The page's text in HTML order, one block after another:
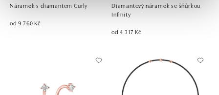
Náramek s diamantem Curly
od 9 760 Kč
Diamantový náramek se šňůrkou
Infinity
od 4 317 Kč